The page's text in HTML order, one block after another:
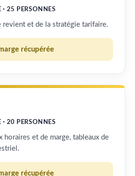
· 25 PERSONNES
revient et de la stratégie tarifaire.
récupérée
· 20 PERSONNES
horaires et de marge, tableaux de
récupérée